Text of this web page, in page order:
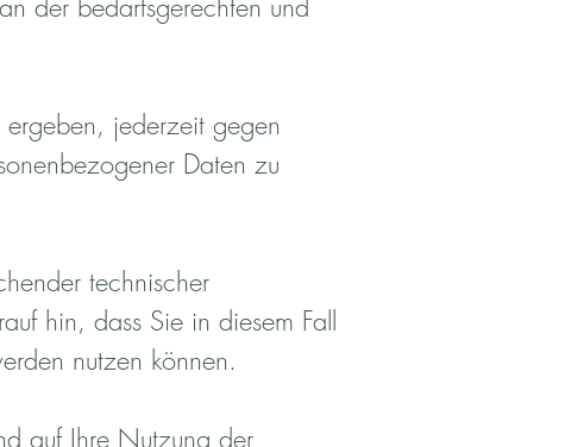
der bedarfsgerechten und
jederzeit gegen
Daten zu
technischer
hin, dass Sie in diesem Fall
nutzen können.
auf Ihre Nutzung der